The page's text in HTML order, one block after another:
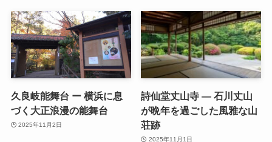
久良岐能舞台 ー 横浜に息
づく大正浪漫の能舞台
2025年11月2日
詩仙堂丈山寺 ― 石川丈山
が晩年を過ごした風雅な山
荘跡
2025年11月1日